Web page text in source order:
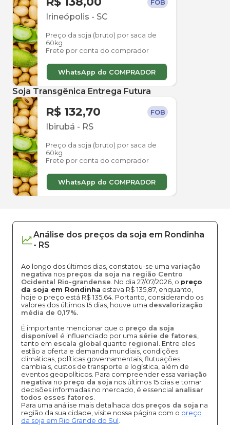
FOB
Irineópolis - SC
Preço da soja (bruto) por saca de
60kg
Frete por conta do comprador
WhatsApp do COMPRADOR
Soja Transgênica Entrega Futura
R$ 132,70 FOB
Ibirubá - RS
Preço da soja (bruto) por saca de
60kg
Frete por conta do comprador
WhatsApp do COMPRADOR
Análise dos preços da soja em Rondinha
- RS
Ao longo dos últimos dias, constatou-se uma variação
negativa nos preços da soja na região Centro
Ocidental Rio-grandense. No dia 27/07/2026, o preço
da soja em Rondinha estava R$ 135,87, enquanto,
hoje o preço está R$ 135,64. Portanto, considerando os
valores dos últimos 15 dias, houve uma desvalorização
média de 0,17%.
É importante mencionar que o preço da soja
disponível é influenciado por uma série de fatores,
tanto em escala global quanto regional . Entre eles
estão a oferta e demanda mundiais, condições
climáticas, políticas governamentais, flutuações
cambiais, custos de transporte e logística, além de
eventos geopolíticos. Para compreender essa variação
negativa no preço da soja nos últimos 15 dias e tomar
decisões informadas no mercado, é essencial analisar
todos esses fatores.
Para uma análise mais detalhada dos preços da soja na
região da sua cidade, visite nossa página com o preço
da soja em Rio Grande do Sul .